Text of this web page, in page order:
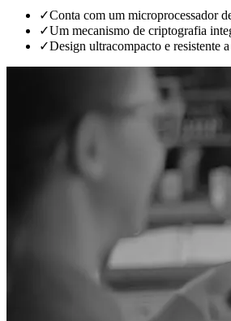
✓Conta com um microprocessador
✓Um mecanismo de criptografia
✓Design ultracompacto e resistente